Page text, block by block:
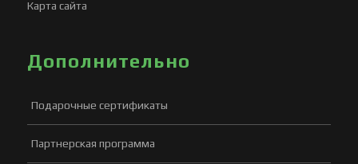
Карта сайта
Дополнительно
Подарочные сертификаты
Партнерская программа